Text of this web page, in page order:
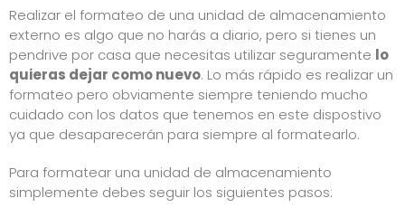
Realizar el formateo de una unidad de almacenamiento
externo es algo que no harás a diario, pero si tienes un
pendrive por casa que necesitas utilizar seguramente lo
quieras dejar como nuevo. Lo más rápido es realizar un
formateo pero obviamente siempre teniendo mucho
cuidado con los datos que tenemos en este dispostivo
ya que desaparecerán para siempre al formatearlo.
Para formatear una unidad de almacenamiento
simplemente debes seguir los siguientes pasos: